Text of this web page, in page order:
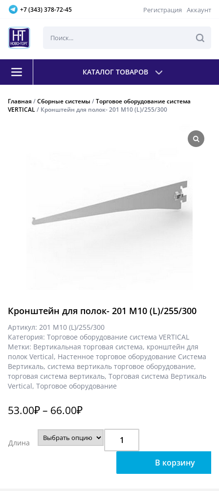
+7 (343) 378-72-45 Регистрация Аккаунт
КАТАЛОГ ТОВАРОВ
Главная /Сборные системы /Торговое оборудование система
VERTICAL/ Кронштейн для полок- 201 М10 (L)/255/300
Кронштейн для полок- 201 М10 (L)/255/300
Артикул: 201 М10 (L)/255/300
Категория: Торговое оборудование система VERTICAL
Метки: Вертикальная торговая система, кронштейн для
полок Vertical, Настенное торговое оборудование Система
Вертикаль, система вертикаль торговое оборудование,
торговая система вертикаль, Торговая система Вертикаль
Vertical, Торговое оборудование
53.00₽– 66.00₽
Длина
Кронштейн
для
201
В корзину